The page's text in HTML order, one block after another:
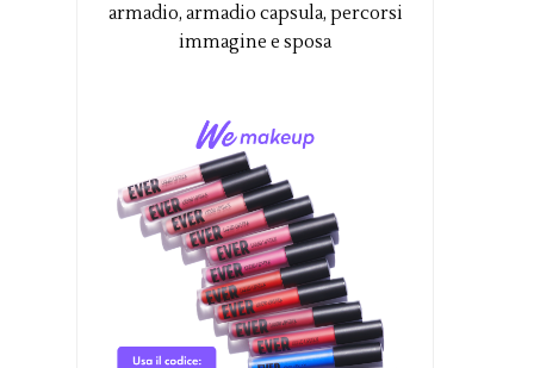
armadio, armadio capsula, percorsi
immagine e sposa